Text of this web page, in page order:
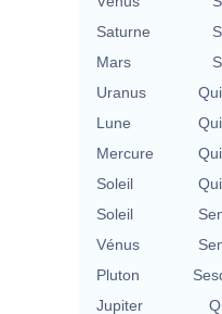
Saturne
Mars
Uranus
Lune
Mercure
Soleil
Soleil
Vénus
Pluton
Jupiter